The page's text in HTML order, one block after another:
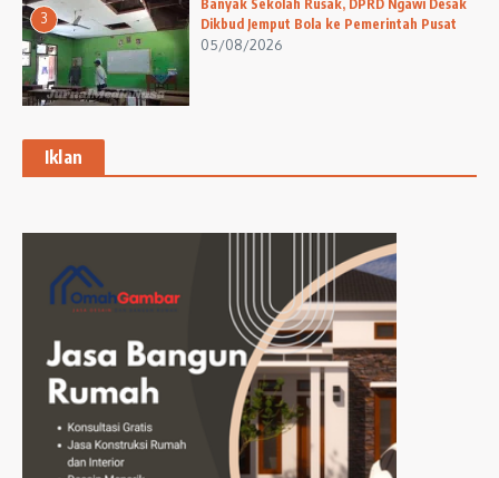
3
Banyak Sekolah Rusak, DPRD Ngawi Desak
Dikbud Jemput Bola ke Pemerintah Pusat
05/08/2026
Iklan